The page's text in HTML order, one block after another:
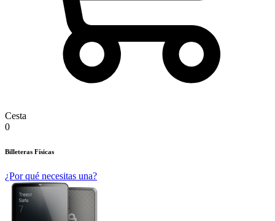
Cesta
0
Billeteras Físicas
¿Por qué necesitas una?